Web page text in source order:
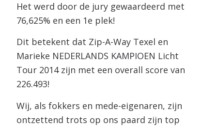
Het werd door de jury gewaardeerd met
76,625% en een 1e plek!
Dit betekent dat Zip-A-Way Texel en
Marieke NEDERLANDS KAMPIOEN Licht
Tour 2014 zijn met een overall score van
226.493!
Wij, als fokkers en mede-eigenaren, zijn
ontzettend trots op ons paard zijn top